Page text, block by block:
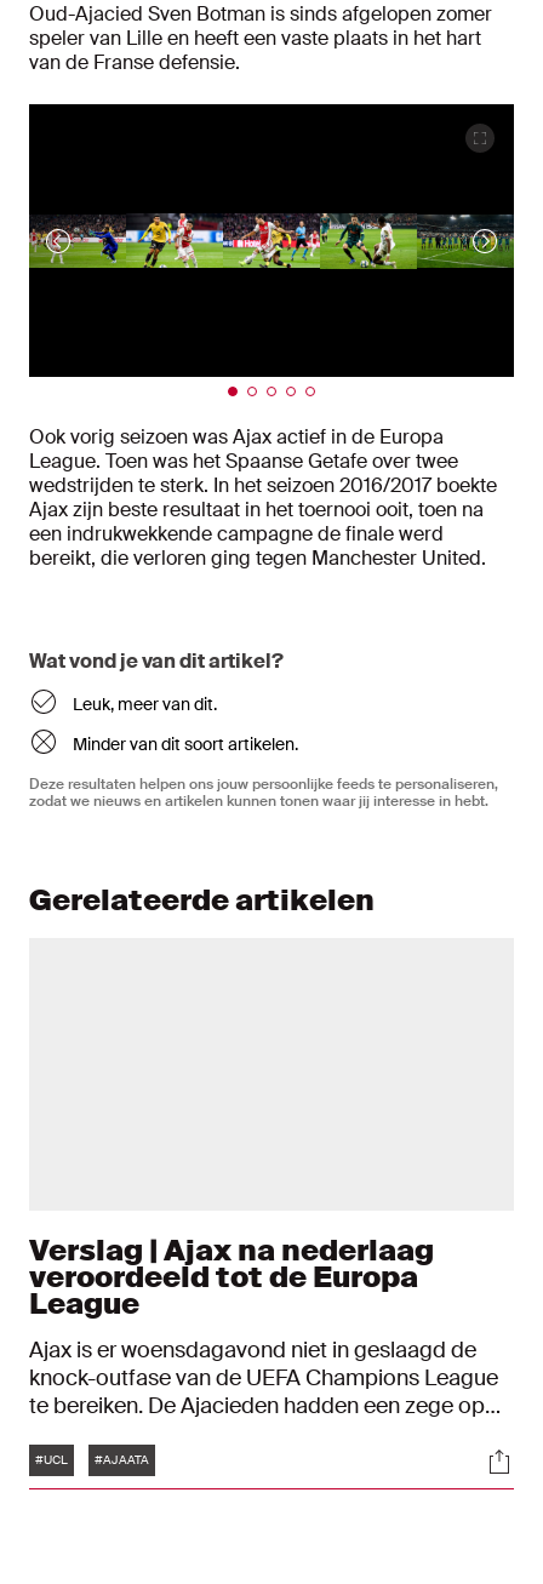
Oud-Ajacied Sven Botman is sinds afgelopen zomer
speler van Lille en heeft een vaste plaats in het hart
van de Franse defensie.
Ook vorig seizoen was Ajax actief in de Europa
League. Toen was het Spaanse Getafe over twee
wedstrijden te sterk. In het seizoen 2016/2017 boekte
Ajax zijn beste resultaat in het toernooi ooit, toen na
een indrukwekkende campagne de finale werd
bereikt, die verloren ging tegen Manchester United.
Wat vond je van dit artikel?
Leuk, meer van dit.
Minder van dit soort artikelen.
Deze resultaten helpen ons jouw persoonlijke feeds te personaliseren,
zodat we nieuws en artikelen kunnen tonen waar jij interesse in hebt.
Gerelateerde artikelen
Verslag | Ajax na nederlaag
veroordeeld tot de Europa
League
Ajax is er woensdagavond niet in geslaagd de
knock-outfase van de UEFA Champions League
te bereiken. De Ajacieden hadden een zege op
onderuit. Ajax is daardoor achter Liverpool en
Atalanta als derde in poule D geëindigd en moet
Tags
#UCL #AJAATA